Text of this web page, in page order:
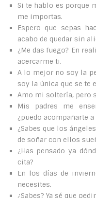
Si te hablo es porque
me importas.
Espero que sepas
acabo de quedar sin
¿Me das fuego? En
acercarme ti.
A lo mejor no soy la
soy la única que se te
Amo mi soltería, pero
Mis padres me
¿puedo acompañarte a
¿Sabes que los
de soñar con ellos
¿Has pensado ya
cita?
En los días de
necesites.
¿Sabes? Ya sé que